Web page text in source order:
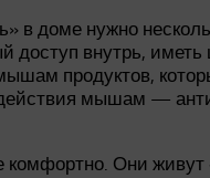
в доме нужно
внутрь,
продуктов,
мышам —
Они